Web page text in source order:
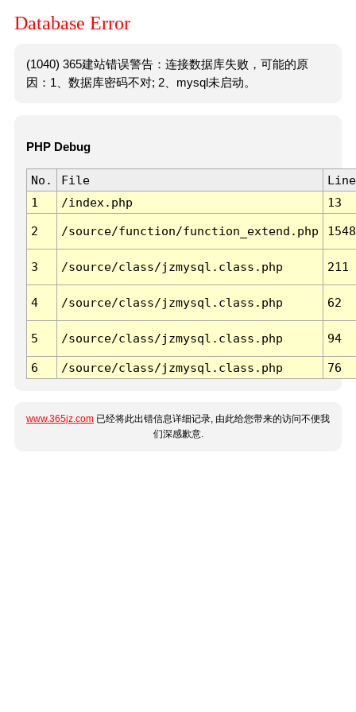
Database Error
(1040) 365建站错误警告：连接数据库失败，可能的原
因：1、数据库密码不对; 2、mysql未启动。
PHP Debug
No. File
Line
1
/index.php 13
2 /source/function/function_extend.php 1548
3 /source/class/jzmysql.class.php 211
4 /source/class/jzmysql.class.php 62
5 /source/class/jzmysql.class.php 94
6 /source/class/jzmysql.class.php 76
www.365jz.com 已经将此出错信息详细记录, 由此给您带来的访问不便我
们深感歉意.